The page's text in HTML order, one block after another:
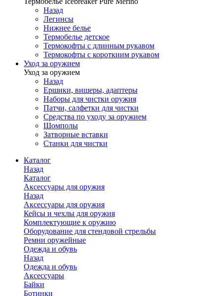
Назад
Легинсы
Нижнее белье
Термобелье детское
Термокофты с длинным рукавом
Термокофты с короткиим рукавом
Уход за оружием
Уход за оружием
Назад
Ершики, вишеры, адаптеры
Наборы для чистки оружия
Патчи, салфетки для чистки
Средства по уходу за оружием
Шомполы
Затворные вставки
Станки для чистки
Каталог
Назад
Каталог
Аксессуары для оружия
Назад
Аксессуары для оружия
Кейсы и чехлы для оружия
Комплектующие к оружию
Оборудование для стендовой стрельбы
Ремни оружейные
Одежда и обувь
Назад
Одежда и обувь
Аксессуары
Байки
Ботинки